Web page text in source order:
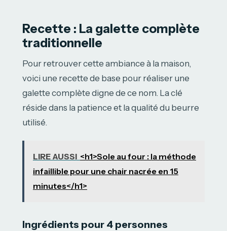
Recette : La galette complète
traditionnelle
Pour retrouver cette ambiance à la maison,
voici une recette de base pour réaliser une
galette complète digne de ce nom. La clé
réside dans la patience et la qualité du beurre
utilisé.
LIRE AUSSI <h1>Sole au four : la méthode
infaillible pour une chair nacrée en 15
minutes</h1>
Ingrédients pour 4 personnes